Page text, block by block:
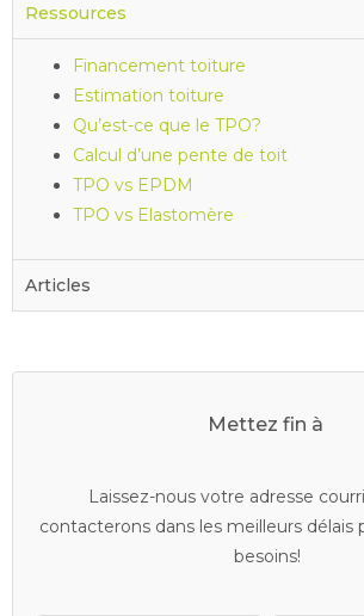
Ressources
Financement toiture
Estimation toiture
Qu’est-ce que le TPO?
Calcul d’une pente de toit
TPO vs EPDM
TPO vs Elastomère
Articles
Mettez fin à vos drai ns
Laissez-nous votre adresse
contacterons dans les meilleurs délais
besoins!